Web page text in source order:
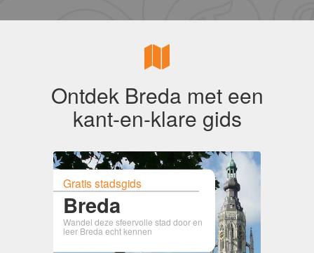
Ontdek Breda met een
kant-en-klare gids
Gratis stadsgids
Breda
Wandel deze sfeervolle stad door en
leer Breda echt kennen